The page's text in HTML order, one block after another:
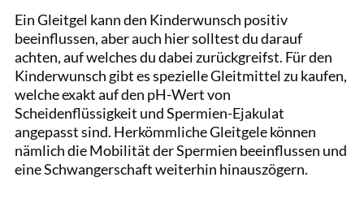
Ein Gleitgel kann den Kinderwunsch positiv
beeinflussen, aber auch hier solltest du darauf
achten, auf welches du dabei zurückgreifst. Für den
Kinderwunsch gibt es spezielle Gleitmittel zu kaufen,
welche exakt auf den pH-Wert von
Scheidenflüssigkeit und Spermien-Ejakulat
angepasst sind. Herkömmliche Gleitgele können
nämlich die Mobilität der Spermien beeinflussen und
eine Schwangerschaft weiterhin hinauszögern.